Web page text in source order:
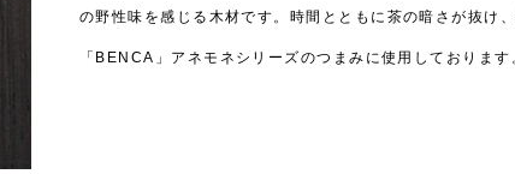
の野性味を感じる木材です。時間とともに茶の暗さが抜け
「BENCA」アネモネシリーズのつまみに使用しております